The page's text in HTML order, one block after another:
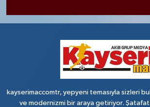
kayserimaccomtr, yepyeni temasıyla sizleri
ve modernizmi bir araya getiriyor.